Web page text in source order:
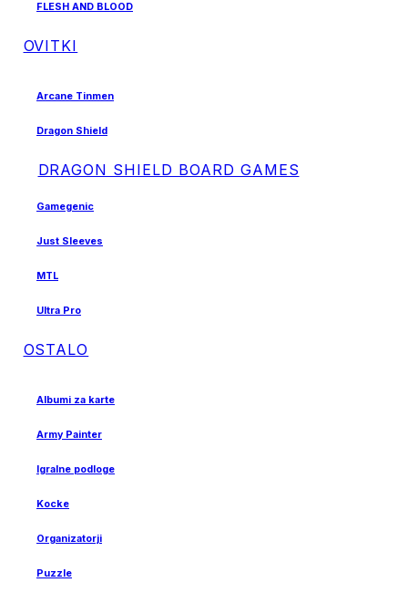
FLESH AND BLOOD
OVITKI
Arcane Tinmen
Dragon Shield
DRAGON SHIELD BOARD GAMES
Gamegenic
Just Sleeves
MTL
Ultra Pro
OSTALO
Albumi za karte
Army Painter
Igralne podloge
Kocke
Organizatorji
Puzzle